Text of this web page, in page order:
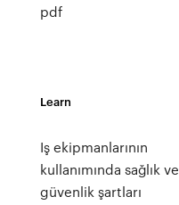
pdf
Learn
Iş ekipmanlarının
kullanımında sağlık ve
güvenlik şartları